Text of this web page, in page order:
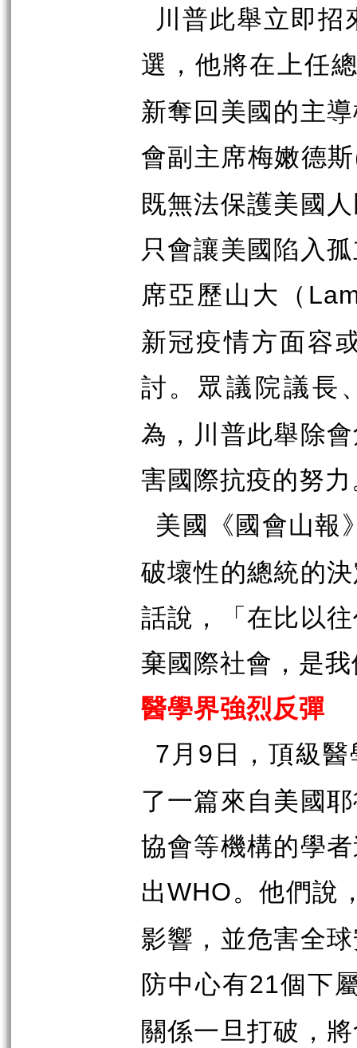
川普此舉立即
選，他將在上任
新奪回美國的主
會副主席梅嫩德斯
既無法保護美國
只會讓美國陷入
席亞歷山大（
新冠疫情方面容
討。眾議院議長
為，川普此舉除
害國際抗疫的努
美國《國會山報
破壞性的總統的
話說，「在比以
棄國際社會，是
醫學界強烈反彈
7 月 9 日，頂級
了一篇來自美國
協會等機構的學
出WHO。他們說
影響，並危害全
防中心有21個下
關係一旦打破，